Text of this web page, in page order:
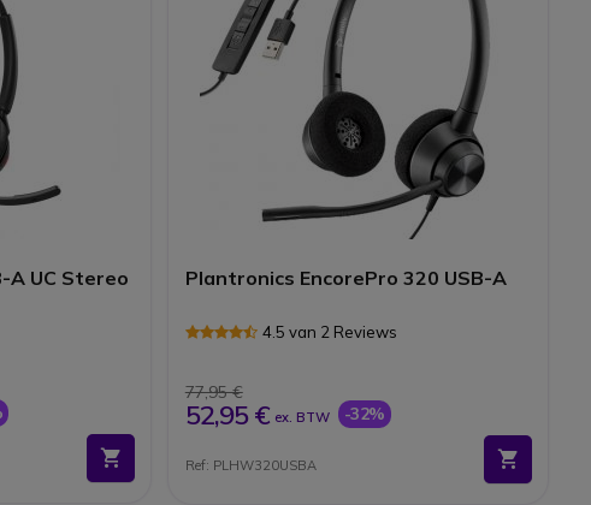
A UC Stereo Plantronics EncorePro 320 USB-A
4.5 van 2 Reviews
77,95 €
52,95 € ex. BTW -32%
Ref: PLHW320USBA